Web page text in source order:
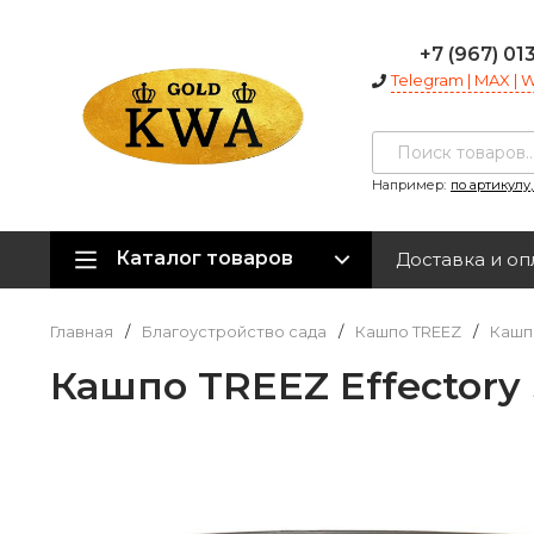
+7 (967)
Telegram | MAX |
Например: по
Каталог товаров Доставка и
Главная / Благоустройство сада / Кашпо TREEZ /
Кашпо TREEZ